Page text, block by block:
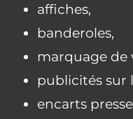
affiches,
banderoles,
marquage de
publicités sur
encarts